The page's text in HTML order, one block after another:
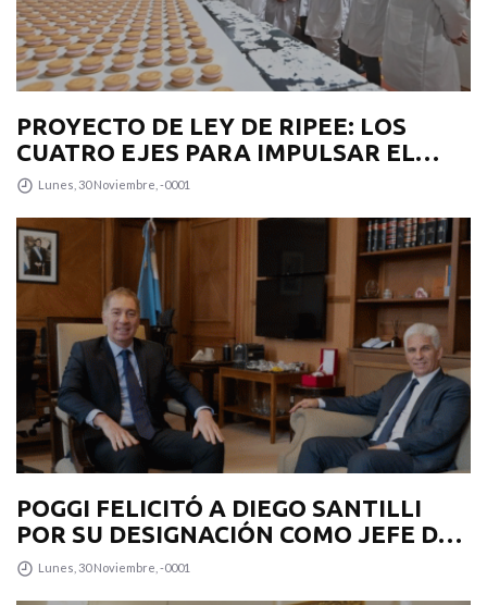
PROYECTO DE LEY DE RIPEE: LOS
CUATRO EJES PARA IMPULSAR EL
DESARROLLO PRODUCTIVO EN LA
Lunes, 30 Noviembre, -0001
POGGI FELICITÓ A DIEGO SANTILLI
POR SU DESIGNACIÓN COMO JEFE DE
GABINETE
Lunes, 30 Noviembre, -0001